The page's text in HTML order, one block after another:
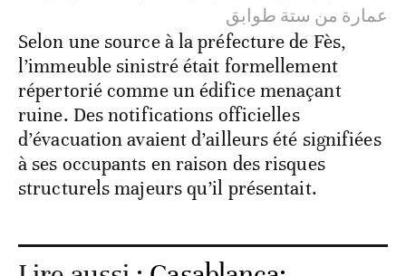
عمارة من ستة طوابق
Selon une source à la préfecture de Fès,
l’immeuble sinistré était formellement
répertorié comme un édifice menaçant
ruine. Des notifications officielles
d’évacuation avaient d’ailleurs été signifiées
à ses occupants en raison des risques
structurels majeurs qu’il présentait.